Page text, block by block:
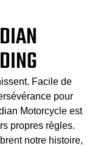
Facile de
pour
Motorcycle est
propres règles.
notre histoire,